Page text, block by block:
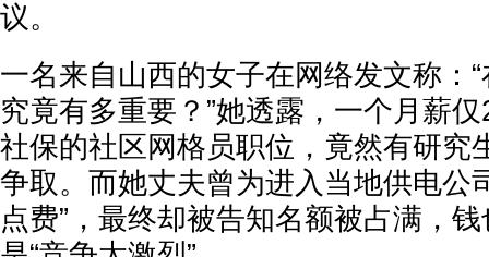
议。
一名来自山西的女子在网络发文称：
究竟有多重要？”她透露，一个月薪
社保的社区网格员职位，竟然有研究
争取。而她丈夫曾为进入当地供电公
点费”，最终却被告知名额被占满，